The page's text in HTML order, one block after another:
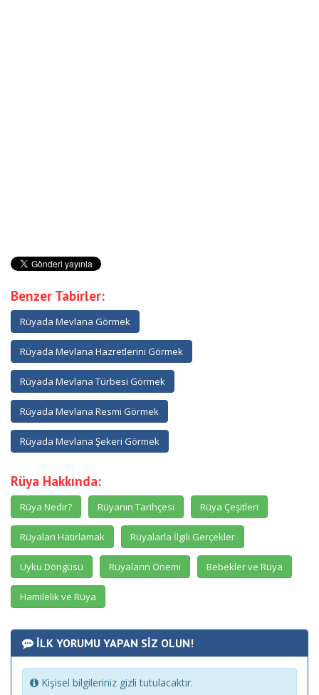
Benzer Tabirler:
Rüyada Mevlana Görmek
Rüyada Mevlana Hazretlerini Görmek
Rüyada Mevlana Türbesi Görmek
Rüyada Mevlana Resmi Görmek
Rüyada Mevlana Şekeri Görmek
Rüya Hakkında:
Rüya Nedir? Rüyanın Tarihçesi Rüya Çeşitleri
Rüyaları Hatırlamak Rüyalarla İlgili Gerçekler
Uyku Döngüsü Rüyaların Önemi Bebekler ve Rüya
Hamilelik ve Rüya
İLK YORUMU YAPAN SİZ OLUN!
Kişisel bilgileriniz gizli tutulacaktır.